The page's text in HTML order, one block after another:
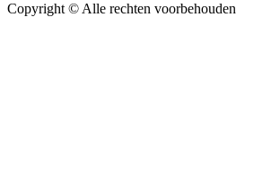
Copyright © Alle rechten voorbehouden